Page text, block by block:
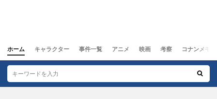
ホーム キャラクター 事件一覧 アニメ 映画 考察 コナンメモ